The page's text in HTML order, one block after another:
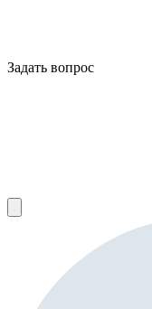
Задать вопрос